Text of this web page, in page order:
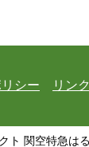
シー リン
関空特急は